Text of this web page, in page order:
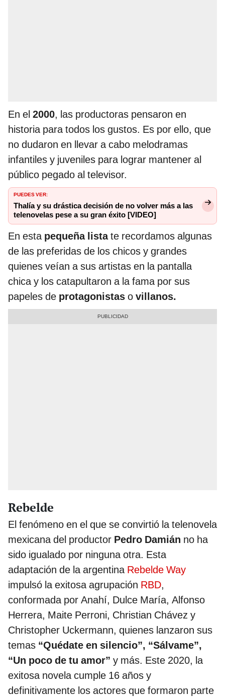
En el 2000, las productoras pensaron en
historia para todos los gustos. Es por ello, que
no dudaron en llevar a cabo melodramas
infantiles y juveniles para lograr mantener al
público pegado al televisor.
PUEDES VER:
Thalía y su drástica decisión de no volver más a las
telenovelas pese a su gran éxito [VIDEO]
En estapequeña listate recordamos algunas
de las preferidas de los chicos y grandes
quienes veían a sus artistas en la pantalla
chica y los catapultaron a la fama por sus
papeles de protagonistas o villanos.
Rebelde
El fenómeno en el que se convirtió la telenovela
mexicana del productor Pedro Damián no ha
sido igualado por ninguna otra. Esta
adaptación de la argentina Rebelde Way
impulsó la exitosa agrupación RBD,
conformada por Anahí, Dulce María, Alfonso
Herrera, Maite Perroni, Christian Chávez y
Christopher Uckermann, quienes lanzaron sus
temas “Quédate en silencio”, “Sálvame”,
“Un poco de tu amor” y más. Este 2020, la
exitosa novela cumple 16 años y
definitivamente los actores que formaron parte